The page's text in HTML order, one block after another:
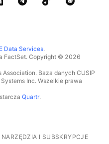
Data Services.
FactSet. Copyright © 2026
Baza danych CUSIP
Inc. Wszelkie prawa
Quartr.
NARZĘDZIA I SUBSKRYPCJE